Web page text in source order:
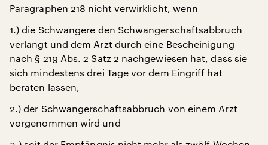
Paragraphen 218 nicht verwirklicht, wenn
1.) die Schwangere den Schwangerschaftsabbruch
verlangt und dem Arzt durch eine Bescheinigung
nach § 219 Abs. 2 Satz 2 nachgewiesen hat, dass sie
sich mindestens drei Tage vor dem Eingriff hat
beraten lassen,
2.) der Schwangerschaftsabbruch von einem Arzt
vorgenommen wird und